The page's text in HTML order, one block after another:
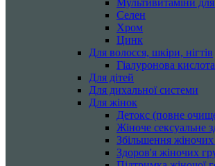
Селен
Хром
Цинк
Для волосся, шкіри, нігтів
Гіалуронова кислота
Для дітей
Для дихальної системи
Для жінок
Детокс (повне
Жіноче сексуальне
Збільшення жіночих
Здоров'я жіночих